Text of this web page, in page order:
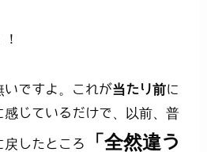
いですよ。これが当たり前に
感じているだけで、以前、普
したところ
「全然違う